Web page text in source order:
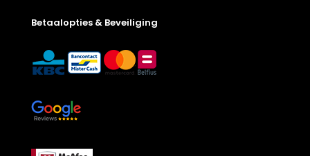
Betaalopties & Beveiliging